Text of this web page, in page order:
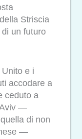
Striscia
un futuro
e i
accodare a
ceduto a
Aviv —
di non
—